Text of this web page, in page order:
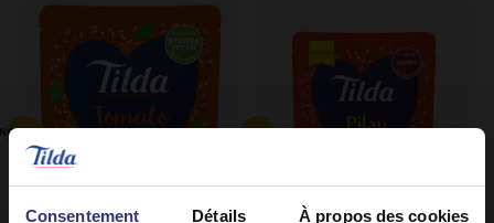
Consentement Détails À propos des cookies